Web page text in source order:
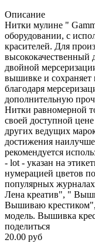
Описание
Нитки мулине "
оборудовании, с
красителей. Для
высококачественный
двойной
вышивке и
благодаря
дополнительную
Нитки равномерной
своей доступной
других ведущих
достижения
рекомендуется
- lot - указан на
нумерацией цветов
популярных
Лена креатив", "
Вышиваю
модель. Вышивка
поделиться
20.00 руб